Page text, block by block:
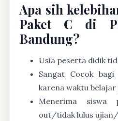
Apa sih
Paket C di
Bandung?
Usia peserta didik
Sangat Cocok
karena waktu belajar
Menerima siswa
out/tidak lulus ujian/